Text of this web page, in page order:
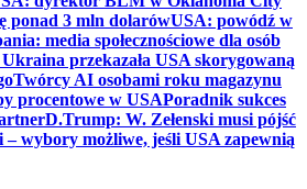
ponad 3 mln dolarówUSA: powódź w
media społecznościowe dla osób
Ukraina przekazała USA skorygowaną
Twórcy AI osobami roku magazynu
procentowe w USAPoradnik sukces
D.Trump: W. Zełenski musi pójść
– wybory możliwe, jeśli USA zapewnią